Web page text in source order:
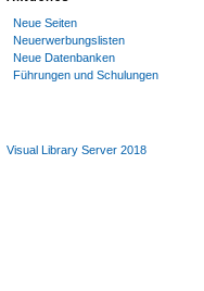
Neue Seiten
Neuerwerbungslisten
Neue Datenbanken
Führungen und Schulungen
Visual Library Server 2018